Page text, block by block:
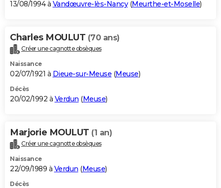
13/08/1994 à Vandœuvre-lès-Nancy(Meurthe-et-Moselle)
Charles MOULUT (70 ans)
Créer une cagnotte obsèques
Naissance
02/07/1921 à Dieue-sur-Meuse (Meuse)
Décès
20/02/1992 à Verdun (Meuse)
Marjorie MOULUT (1 an)
Créer une cagnotte obsèques
Naissance
22/09/1989 à Verdun (Meuse)
Décès